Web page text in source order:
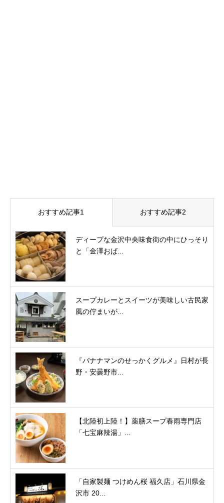
おすすめ記事1 おすすめ記事2
ディープな金沢中央味食街の中にひっそり
と「金澤おば...
スープカレーとスイーツが美味しい古民家
風の佇まいが...
『バナナマンのせっかくグルメ』日村が長
野・安曇野市...
【北陸初上陸！】薬膳スープ春雨専門店
「七宝麻辣湯」...
「自家製麺 つけめん桜 福久店」石川県金
沢市 20...